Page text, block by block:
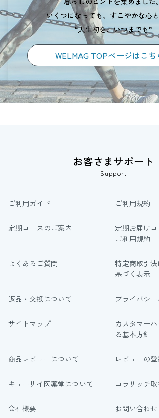
いくつになっても、すこやかな心
“人生初を、いつまでも”
WELMAG TOPページはこち
お客さまサポート
Support
ご利用ガイド ご利用規約
定期コースのご案内
定期お届けコ
ご利用規約
よくあるご質問
特定商取引法
基づく表示
返品・交換について プライバシ
サイトマップ
カスタマー
る基本方針
商品レビューについて レビューの
キューサイ医薬堂について コラリッチ
会社概要 お問い合わせ